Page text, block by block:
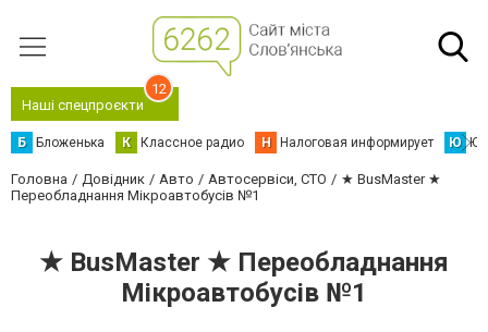
Наші спецпроєкти
12
Б Бложенька К Классное радио Н Налоговая информирует Ю
Головна Довідник Авто Автосервіси, СТО
★ BusMaster ★
Переобладнання Мікроавтобусів №1
★ BusMaster ★ Переобладнання
Мікроавтобусів №1